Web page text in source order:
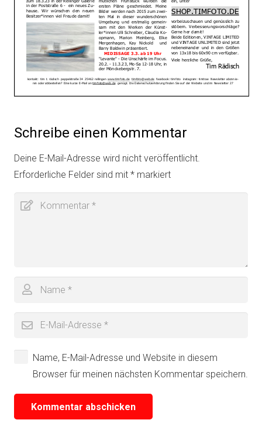
Schreibe einen Kommentar
Deine E-Mail-Adresse wird nicht veröffentlicht.
Erforderliche Felder sind mit * markiert
Name, E-Mail-Adresse und Website in diesem
Browser für meinen nächsten Kommentar speichern.
Kommentar abschicken